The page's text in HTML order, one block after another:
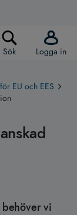
Sök Logga in
EU och EES
vi